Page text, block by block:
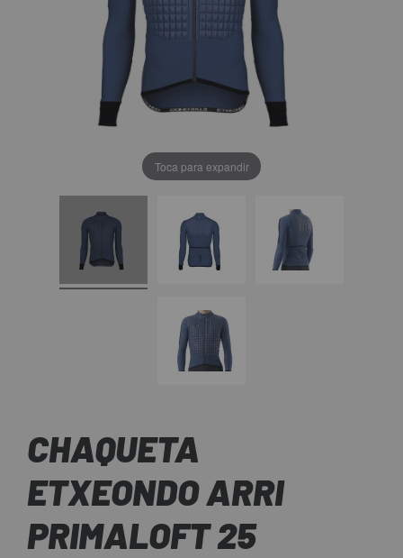
Toca para expandir
CHAQUETA
ETXEONDO ARRI
PRIMALOFT 25